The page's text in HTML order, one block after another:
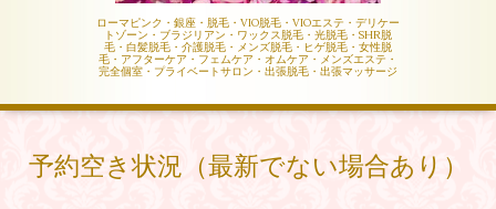
ローマピンク・銀座・脱毛・VIO脱毛・VIOエステ・デリケー
トゾーン・ブラジリアン・ワックス脱毛・光脱毛・SHR脱
毛・白髪脱毛・介護脱毛・メンズ脱毛・ヒゲ脱毛・女性脱
毛・アフターケア・フェムケア・オムケア・メンズエステ・
完全個室・プライベートサロン・出張脱毛・出張マッサージ
予約空き状況（最新でない場合あり）